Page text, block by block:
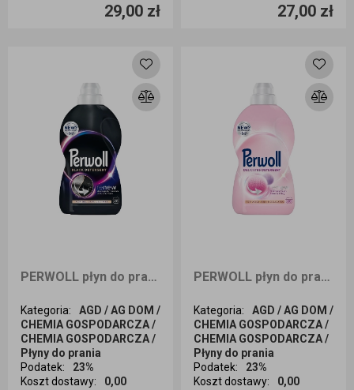
29,00 zł 27,00 zł
PERWOLL płyn do prania BLACK DETERGENT RENEW 20prań 1L
Kategoria:
AGD / AG DOM /
CHEMIA GOSPODARCZA /
CHEMIA GOSPODARCZA /
Płyny do prania
Podatek:
23%
Koszt dostawy: 0,00
Ilość sztuk
PERWOLL płyn do prania DELICATES DETERGENT RENEW 20prań 1L
Kategoria:
AGD / AG DOM /
CHEMIA GOSPODARCZA /
CHEMIA GOSPODARCZA /
Płyny do prania
Podatek:
23%
Koszt dostawy: 0,00
Ilość sztuk